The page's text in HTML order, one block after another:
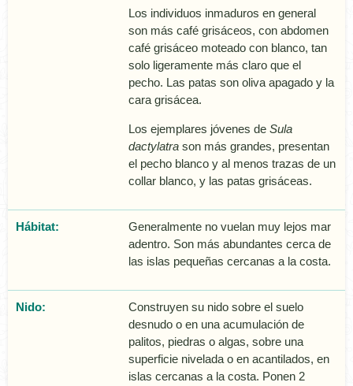
Los individuos inmaduros en general
son más café grisáceos, con abdomen
café grisáceo moteado con blanco, tan
solo ligeramente más claro que el
pecho. Las patas son oliva apagado y la
cara grisácea.
Los ejemplares jóvenes de Sula
dactylatra son más grandes, presentan
el pecho blanco y al menos trazas de un
collar blanco, y las patas grisáceas.
Hábitat:
Generalmente no vuelan muy lejos mar
adentro. Son más abundantes cerca de
las islas pequeñas cercanas a la costa.
Nido:
Construyen su nido sobre el suelo
desnudo o en una acumulación de
palitos, piedras o algas, sobre una
superficie nivelada o en acantilados, en
islas cercanas a la costa. Ponen 2